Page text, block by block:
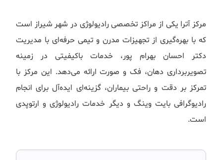
مرکز آترا یکی از مراکز تخصصی رادیولوژی در شهر شیراز است
که با بهره‌گیری از تجهیزات مدرن و تیمی حرفه‌ای با مدیریت
دکتر احسان بهرام پور، خدمات باکیفیتی در زمینه
تصویربرداری دهان، فک و صورت ارائه می‌دهد. این مرکز با
تمرکز بر دقت و راحتی بیماران، گزینه‌ای ایده‌آل برای انجام
رادیوگرافی بایت وینگ و دیگر خدمات رادیولوژی و ارتوپدی
است.